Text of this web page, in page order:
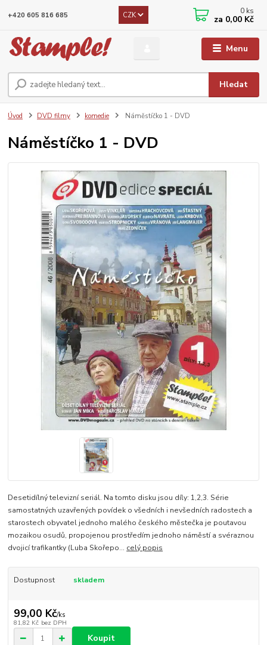
Menu
CZK
Hledat
+420 605 816 685 0 ks
za 0,00 Kč
Úvod DVD filmy komedie Náměstíčko 1 - DVD
Náměstíčko 1 - DVD
Desetidílný televizní seriál. Na tomto disku jsou díly: 1,2,3. Série
samostatných uzavřených povídek o všedních i nevšedních radostech a
starostech obyvatel jednoho malého českého městečka je poutavou
mozaikou osudů, propojenou prostředím jednoho náměstí a svéraznou
dvojicí trafikantky (Luba Skořepo... celý popis
Dostupnost skladem
99,00 Kč/ks
81,82 Kč bez DPH
Koupit